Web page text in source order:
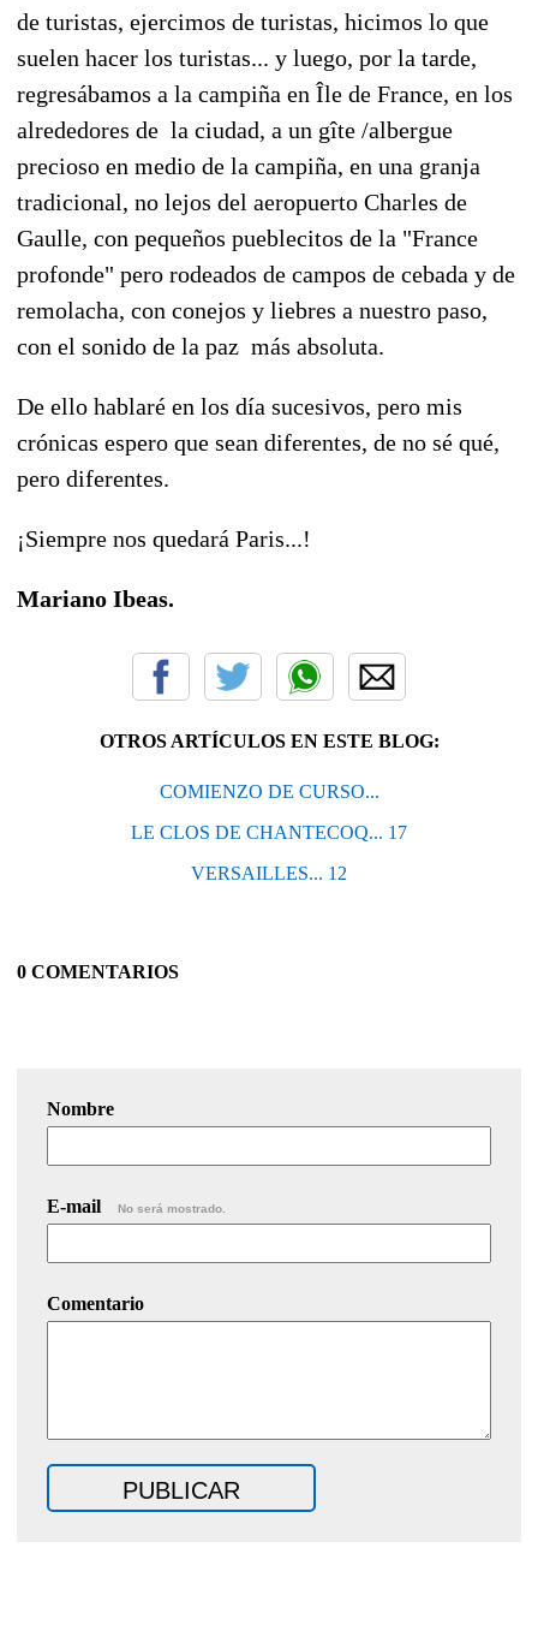
de turistas, ejercimos de turistas, hicimos lo que
suelen hacer los turistas... y luego, por la tarde,
regresábamos a la campiña en Île de France, en los
alrededores de la ciudad, a un gîte /albergue
precioso en medio de la campiña, en una granja
tradicional, no lejos del aeropuerto Charles de
Gaulle, con pequeños pueblecitos de la "France
profonde" pero rodeados de campos de cebada y de
remolacha, con conejos y liebres a nuestro paso,
con el sonido de la paz más absoluta.
De ello hablaré en los día sucesivos, pero mis
crónicas espero que sean diferentes, de no sé qué,
pero diferentes.
¡Siempre nos quedará Paris...!
Mariano Ibeas.
OTROS ARTÍCULOS EN ESTE BLOG:
COMIENZO DE CURSO...
LE CLOS DE CHANTECOQ... 17
VERSAILLES... 12
0 COMENTARIOS
Nombre
E-mail No será mostrado.
Comentario